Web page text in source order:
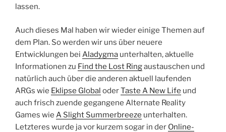
lassen.
Auch dieses Mal haben wir wieder einige Themen auf
dem Plan. So werden wir uns über neuere
Entwicklungen bei Aladygma unterhalten, aktuelle
Informationen zu Find the Lost Ringaustauschen und
natürlich auch über die anderen aktuell laufenden
ARGs wie Eklipse Global oderTaste A New Life und
auch frisch zuende gegangene Alternate Reality
Games wie A Slight Summerbreeze unterhalten.
Letzteres wurde ja vor kurzem sogar in der Online-